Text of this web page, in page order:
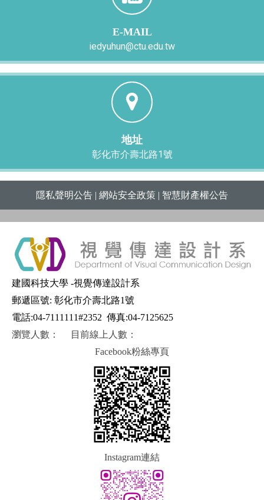
E-MAIL
iedyuhun@ctu.edu.tw
地址
彰化市介壽北路1號
隱私聲明公告 | 網站安全政策 | 智慧財產權公告
建國科技大學 -視覺傳達設計系
郵遞區號: 彰化市介壽北路1號
電話:04-7111111#2352 傳真:04-7125625
瀏覽人數：
目前線上人數：
Facebook粉絲專頁
Instagram連結